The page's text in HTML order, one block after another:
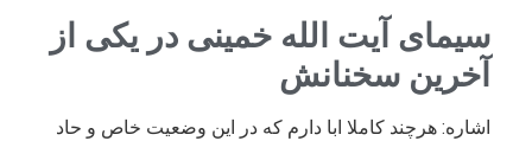
سیمای آیت الله خمینی در یکی از
آخرین سخنانش
اشاره: هرچند کاملا ابا دارم که در این وضعیت خاص و حاد